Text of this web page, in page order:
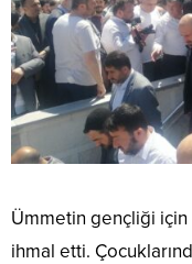
Ümmetin gençliği için
ihmal etti.